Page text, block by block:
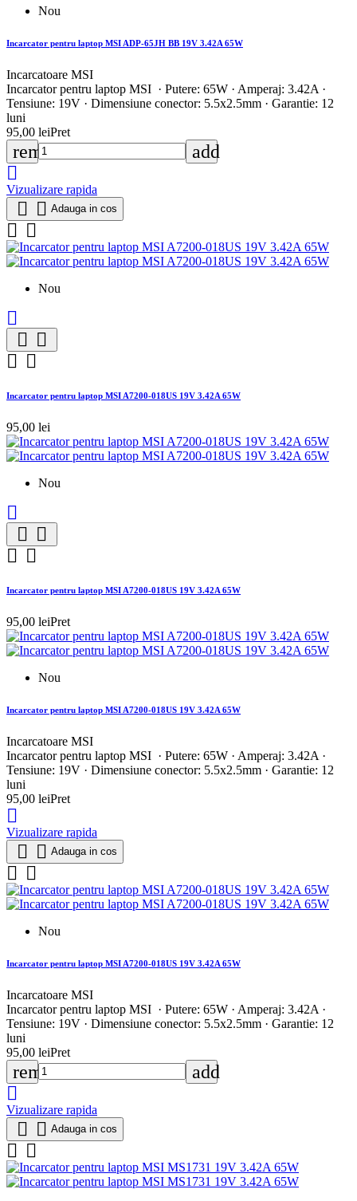
Nou
Incarcator pentru laptop MSI ADP-65JH BB 19V 3.42A 65W
Incarcatoare MSI
Incarcator pentru laptop MSI · Putere: 65W · Amperaj: 3.42A ·
Tensiune: 19V · Dimensiune conector: 5.5x2.5mm · Garantie: 12
luni
95,00 leiPret
remove
add

Vizualizare rapida
  Adauga in cos
 
Nou





Incarcator pentru laptop MSI A7200-018US 19V 3.42A 65W
95,00 lei
Nou





Incarcator pentru laptop MSI A7200-018US 19V 3.42A 65W
95,00 leiPret
Nou
Incarcator pentru laptop MSI A7200-018US 19V 3.42A 65W
Incarcatoare MSI
Incarcator pentru laptop MSI · Putere: 65W · Amperaj: 3.42A ·
Tensiune: 19V · Dimensiune conector: 5.5x2.5mm · Garantie: 12
luni
95,00 leiPret

Vizualizare rapida
  Adauga in cos
 
Nou
Incarcator pentru laptop MSI A7200-018US 19V 3.42A 65W
Incarcatoare MSI
Incarcator pentru laptop MSI · Putere: 65W · Amperaj: 3.42A ·
Tensiune: 19V · Dimensiune conector: 5.5x2.5mm · Garantie: 12
luni
95,00 leiPret
remove
add

Vizualizare rapida
  Adauga in cos
 